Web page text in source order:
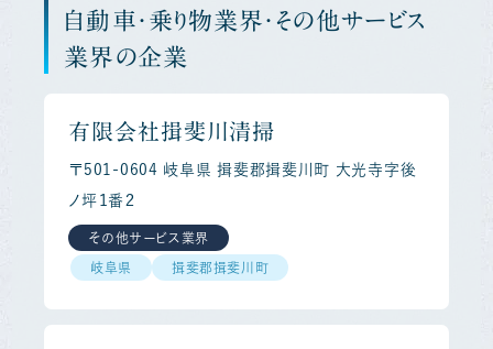
自動車・乗り物業界・その他サービス
業界の企業
有限会社揖斐川清掃
〒501-0604 岐阜県 揖斐郡揖斐川町 大光寺字後
ノ坪１番２
その他サービス業界
岐阜県 揖斐郡揖斐川町